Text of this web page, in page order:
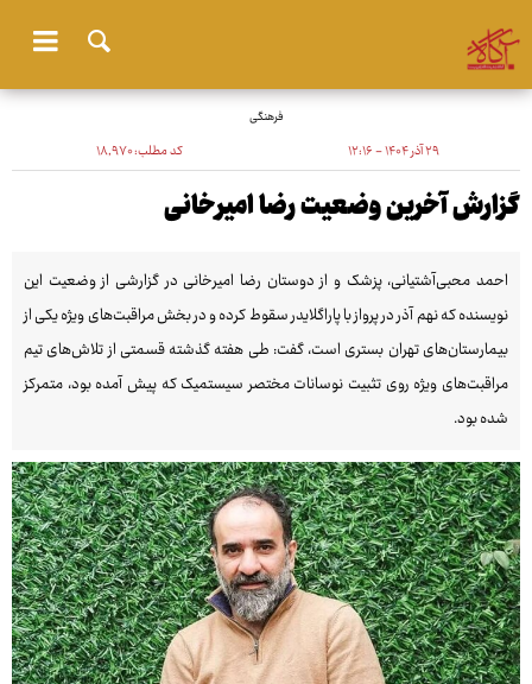
فرهنگی
۲۹ آذر ۱۴۰۴ - ۱۲:۱۶ کد مطلب:۱۸٬۹۷۰
گزارش آخرین وضعیت رضا امیرخانی
احمد محبی‌آشتیانی، پزشک و از دوستان رضا امیرخانی در گزارشی از وضعیت این
نویسنده که نهم آذر در پرواز با پاراگلایدر سقوط کرده و در بخش مراقبت‌های ویژه یکی از
بیمارستان‌های تهران بستری است، گفت: طی هفته گذشته قسمتی از تلاش‌های تیم
مراقبت‌های ویژه روی تثبیت نوسانات مختصر سیستمیک که پیش آمده بود، متمرکز
شده بود.